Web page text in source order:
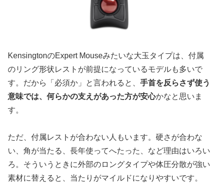
KensingtonのExpert Mouseみたいな大玉タイプは、付属
のリング形状レストが前提になっているモデルも多いで
す。だから「必須か」と言われると、 手首を反らさず使う
意味では、何らかの支えがあった方が安心かなと思いま
す。
ただ、付属レストが合わない人もいます。硬さが合わな
い、角が当たる、長年使ってへたった、など理由はいろい
ろ。そういうときに外部のロングタイプや体圧分散が強い
素材に替えると、当たりがマイルドになりやすいです。